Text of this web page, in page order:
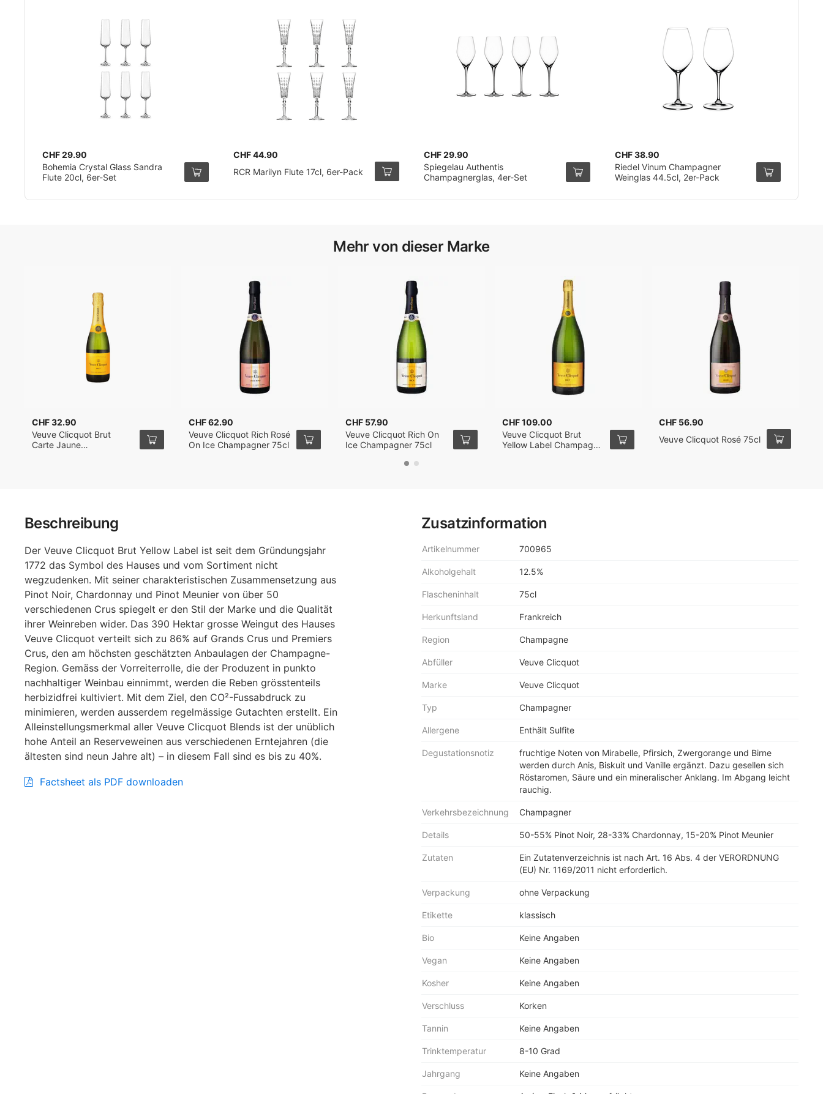
CHF 29.90
Bohemia Crystal Glass Sandra
Flute 20cl, 6er-Set
CHF 44.90
RCR Marilyn Flute 17cl, 6er-Pack
CHF 29.90
Spiegelau Authentis
Champagnerglas, 4er-Set
CHF 38.90
Riedel Vinum Champagner
Weinglas 44.5cl, 2er-Pack
Beschreibung
Der Veuve Clicquot Brut Yellow Label ist seit dem Gründungsjahr
1772 das Symbol des Hauses und vom Sortiment nicht
wegzudenken. Mit seiner charakteristischen Zusammensetzung aus
Pinot Noir, Chardonnay und Pinot Meunier von über 50
verschiedenen Crus spiegelt er den Stil der Marke und die Qualität
ihrer Weinreben wider. Das 390 Hektar grosse Weingut des Hauses
Veuve Clicquot verteilt sich zu 86% auf Grands Crus und Premiers
Crus, den am höchsten geschätzten Anbaulagen der Champagne-
Region. Gemäss der Vorreiterrolle, die der Produzent in punkto
nachhaltiger Weinbau einnimmt, werden die Reben grösstenteils
herbizidfrei kultiviert. Mit dem Ziel, den CO²-Fussabdruck zu
minimieren, werden ausserdem regelmässige Gutachten erstellt. Ein
Alleinstellungsmerkmal aller Veuve Clicquot Blends ist der unüblich
hohe Anteil an Reserveweinen aus verschiedenen Erntejahren (die
ältesten sind neun Jahre alt) – in diesem Fall sind es bis zu 40%.
Factsheet als PDF downloaden
Zusatzinformation
Artikelnummer 700965
Alkoholgehalt 12.5%
Flascheninhalt 75cl
Herkunftsland Frankreich
Region Champagne
Abfüller Veuve Clicquot
Marke Veuve Clicquot
Typ Champagner
Allergene Enthält Sulfite
Degustationsnotiz
fruchtige Noten von Mirabelle, Pfirsich, Zwergorange und Birne
werden durch Anis, Biskuit und Vanille ergänzt. Dazu gesellen sich
Röstaromen, Säure und ein mineralischer Anklang. Im Abgang leicht
rauchig.
Verkehrsbezeichnung Champagner
Details 50-55% Pinot Noir, 28-33% Chardonnay, 15-20% Pinot Meunier
Zutaten
Ein Zutatenverzeichnis ist nach Art. 16 Abs. 4 der VERORDNUNG
(EU) Nr. 1169/2011 nicht erforderlich.
Verpackung ohne Verpackung
Etikette klassisch
Bio Keine Angaben
Vegan Keine Angaben
Kosher Keine Angaben
Verschluss Korken
Tannin Keine Angaben
Trinktemperatur 8-10 Grad
Jahrgang Keine Angaben
Mehr von dieser Marke
CHF 32.90
Veuve Clicquot Brut
Carte Jaune
CHF 62.90
Veuve Clicquot Rich Rosé
On Ice Champagner 75cl
CHF 57.90
Veuve Clicquot Rich On
Ice Champagner 75cl
CHF 109.00
Veuve Clicquot Brut
Yellow Label Champagne
CHF 56.90
Veuve Clicquot Rosé 75cl